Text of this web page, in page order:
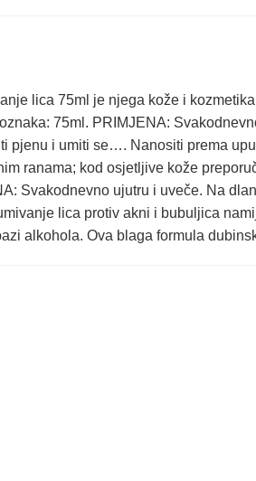
lica 75ml je njega kože i
75ml. PRIMJENA:
pjenu i umiti se…. Nanositi prema
ranama; kod osjetljive kože
Svakodnevno ujutru i uveče. Na
lica protiv akni i bubuljica
alkohola. Ova blaga formula